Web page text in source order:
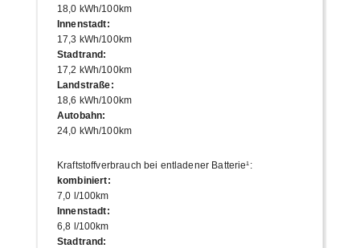
18,0 kWh/100km
Innenstadt:
17,3 kWh/100km
Stadtrand:
17,2 kWh/100km
Landstraße:
18,6 kWh/100km
Autobahn:
24,0 kWh/100km
Kraftstoffverbrauch bei entladener Batterie¹:
kombiniert:
7,0 l/100km
Innenstadt:
6,8 l/100km
Stadtrand: